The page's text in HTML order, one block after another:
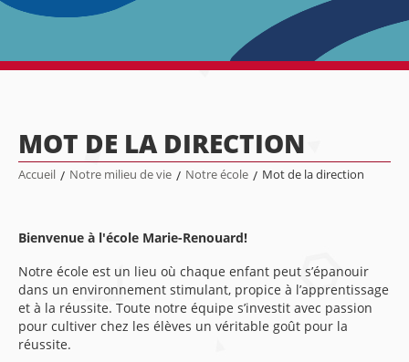
MOT DE LA DIRECTION
Accueil / Notre milieu de vie / Notre école / Mot de la direction
Bienvenue à l'école Marie-Renouard!
Notre école est un lieu où chaque enfant peut s’épanouir
dans un environnement stimulant, propice à l’apprentissage
et à la réussite. Toute notre équipe s’investit avec passion
pour cultiver chez les élèves un véritable goût pour la
réussite.